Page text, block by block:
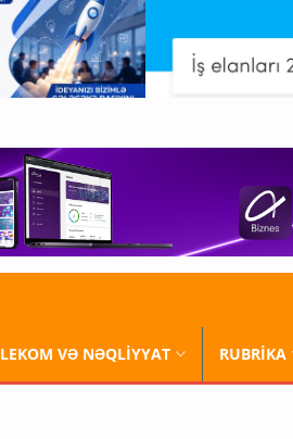
VƏ NƏQLİYYAT RUBRİKA